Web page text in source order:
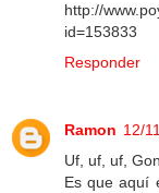
http://
id=153833
Responder
Ramon 12/
Uf, uf, uf,
Es que aquí